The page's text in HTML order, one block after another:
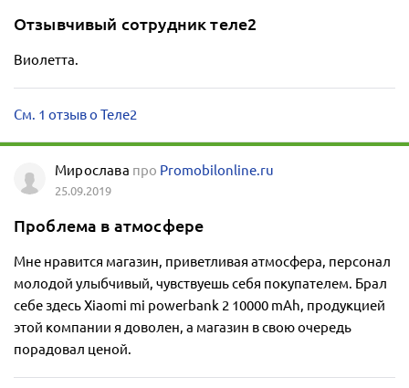
Отзывчивый сотрудник теле2
Виолетта.
См. 1 отзыв о Теле2
Мирослава про Promobilonline.ru
25.09.2019
Проблема в атмосфере
Мне нравится магазин, приветливая атмосфера, персонал
молодой улыбчивый, чувствуешь себя покупателем. Брал
себе здесь Xiaomi mi powerbank 2 10000 mAh, продукцией
этой компании я доволен, а магазин в свою очередь
порадовал ценой.